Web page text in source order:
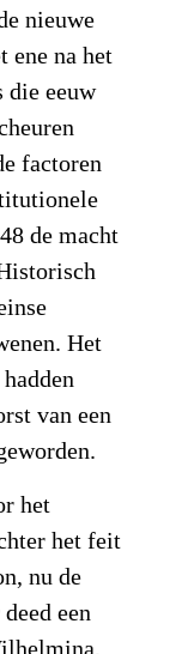
nieuwe
ene na het
die eeuw
factoren
de macht
Het
van een
het
het feit
nu de
een